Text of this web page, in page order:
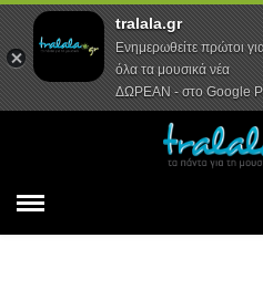
Αρχική
tralala.gr
Ενημερωθείτε πρώτοι
όλα τα μουσικά νέα
ΔΩΡΕΑΝ - στο Google